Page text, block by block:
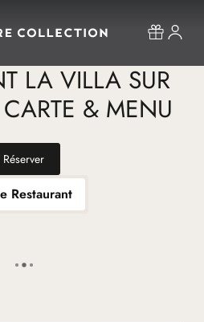
LA VILLA SUR
& MENU
Réserver
Restaurant